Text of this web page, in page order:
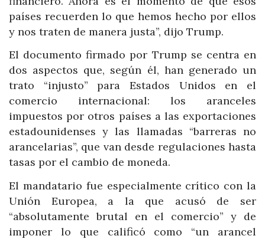
países recuerden lo que hemos hecho por ellos
y nos traten de manera justa”, dijo Trump.
El documento firmado por Trump se centra en
dos aspectos que, según él, han generado un
trato “injusto” para Estados Unidos en el
comercio internacional: los aranceles
impuestos por otros países a las exportaciones
estadounidenses y las llamadas “barreras no
arancelarias”, que van desde regulaciones hasta
tasas por el cambio de moneda.
El mandatario fue especialmente crítico con la
Unión Europea, a la que acusó de ser
“absolutamente brutal en el comercio” y de
imponer lo que calificó como “un arancel